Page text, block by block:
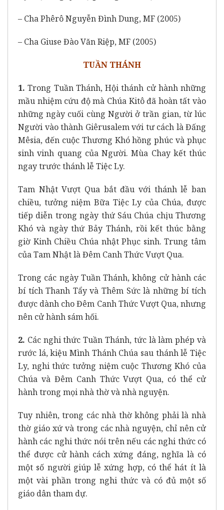
– Cha Phêrô Nguyễn Đình Dung, MF (2005)
– Cha Giuse Đào Văn Riệp, MF (2005)
TUẦN THÁNH
1. Trong Tuần Thánh, Hội thánh cử hành những
mầu nhiệm cứu độ mà Chúa Kitô đã hoàn tất vào
những ngày cuối cùng Người ở trần gian, từ lúc
Người vào thành Giêrusalem với tư cách là Đấng
Mêsia, đến cuộc Thương Khó hồng phúc và phục
sinh vinh quang của Người. Mùa Chay kết thúc
ngay trước thánh lễ Tiệc Ly.
Tam Nhật Vượt Qua bắt đầu với thánh lễ ban
chiều, tưởng niệm Bữa Tiệc Ly của Chúa, được
tiếp diễn trong ngày thứ Sáu Chúa chịu Thương
Khó và ngày thứ Bảy Thánh, rồi kết thúc bằng
giờ Kinh Chiều Chúa nhật Phục sinh. Trung tâm
của Tam Nhật là Đêm Canh Thức Vượt Qua.
Trong các ngày Tuần Thánh, không cử hành các
bí tích Thanh Tẩy và Thêm Sức là những bí tích
được dành cho Đêm Canh Thức Vượt Qua, nhưng
nên cử hành sám hối.
2. Các nghi thức Tuần Thánh, tức là làm phép và
rước lá, kiệu Mình Thánh Chúa sau thánh lễ Tiệc
Ly, nghi thức tưởng niệm cuộc Thương Khó của
Chúa và Đêm Canh Thức Vượt Qua, có thể cử
hành trong mọi nhà thờ và nhà nguyện.
Tuy nhiên, trong các nhà thờ không phải là nhà
thờ giáo xứ và trong các nhà nguyện, chỉ nên cử
hành các nghi thức nói trên nếu các nghi thức có
thể được cử hành cách xứng đáng, nghĩa là có
một số người giúp lễ xứng hợp, có thể hát ít là
một vài phần trong nghi thức và có đủ một số
giáo dân tham dự.